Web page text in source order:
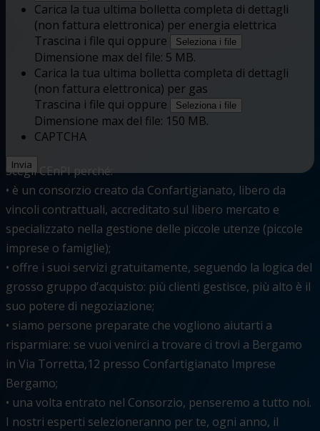
Carica la tua ultima bolletta completa di dettagli
(non fattura elettronica) per energia elettrica
Trascina i file qui oppure
Seleziona i file
Dimensione max del file: 5 MB.
Carica la tua ultima bolletta completa di dettagli
(non fattura elettronica) per gas
Trascina i file qui oppure
Seleziona i file
Dimensione max del file: 150 MB.
CAPTCHA
Scegli CEnPI perché:
• è un consorzio creato da Confartigianato, libero da
vincoli contrattuali, accreditato sul libero mercato e
specializzato nella gestione delle piccole utenze (piccole
imprese o famiglie);
• offre i suoi servizi gratuitamente, seguendo la logica del
grosso gruppo d’acquisto: più clienti gestisce, più alto è il
suo potere di negoziazione;
• siamo persone preparate che vogliono aiutarti a
risparmiare: se vuoi venirci a trovare ci trovi a Bergamo
in Via Torretta,12 presso Confartigianato Imprese
Bergamo;
• una volta entrato nel Consorzio, penseremo a tutto noi.
I nostri esperti selezioneranno per te, ogni anno, il